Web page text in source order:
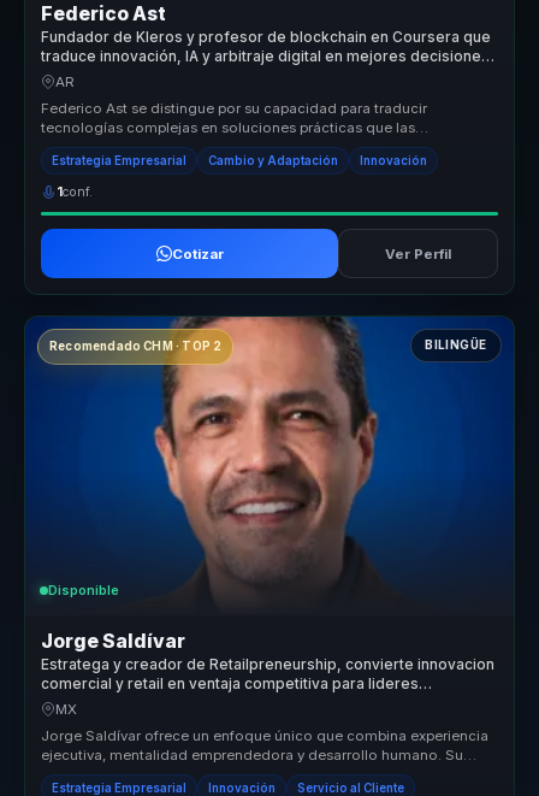
Federico Ast
Fundador de Kleros y profesor de blockchain en Coursera que
traduce innovación, IA y arbitraje digital en mejores decisiones
para líderes.
AR
Federico Ast se distingue por su capacidad para traducir
tecnologías complejas en soluciones prácticas que las
organizaciones pueden impl...
Estrategia Empresarial Cambio y Adaptación Innovación
1conf.
Cotizar Ver Perfil
Recomendado CHM · TOP 2 BILINGÜE
Disponible
Jorge Saldívar
Estratega y creador de Retailpreneurship, convierte innovacion
comercial y retail en ventaja competitiva para lideres
empresariales.
MX
Jorge Saldívar ofrece un enfoque único que combina experiencia
ejecutiva, mentalidad emprendedora y desarrollo humano. Su
metodología Ret...
Estrategia Empresarial Innovación Servicio al Cliente